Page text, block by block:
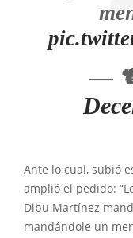
—
Ante lo cual, subió
amplió el pedido:
Dibu Martínez
mandándole un